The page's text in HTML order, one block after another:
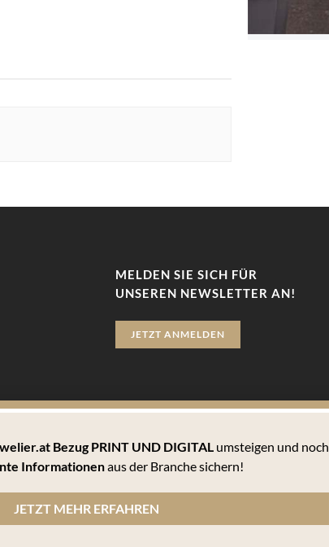
MELDEN SIE SICH FÜR
UNSEREN NEWSLETTER AN!
JETZT ANMELDEN
handelt es sich um kleine Textdateien, die auf Ihrem
Cookies zustimmen oder unter den Einstellungen
über deren Annahme entscheiden oder die Annahme von Cookies für
verwaltet. Diese ist in dem Hilfemenü jedes Browsers beschrieben, welches
Bezug PRINT UND DIGITALumsteigen und noch
Informationenaus der Branche sichern!
JETZT MEHR ERFAHREN